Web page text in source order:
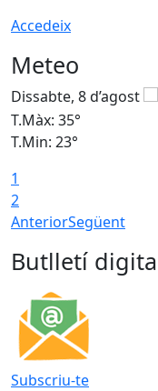
Accedeix
Meteo
Dissabte, 8 d’agost
T.Màx: 35°
T.Min: 23°
1
2
AnteriorSegüent
Butlletí
Subscriu-te